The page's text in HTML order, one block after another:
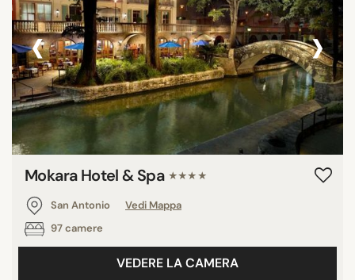
‹ ›
Mokara Hotel & Spa ★★★★
San Antonio
Vedi Mappa
97 camere
VEDERE LA CAMERA